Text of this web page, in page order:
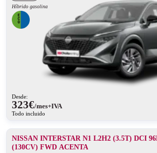
Híbrido gasolina
Desde:
323€/mes+IVA
Todo incluido
NISSAN INTERSTAR N1 L2H2 (3.5T) DCI
(130CV) FWD ACENTA